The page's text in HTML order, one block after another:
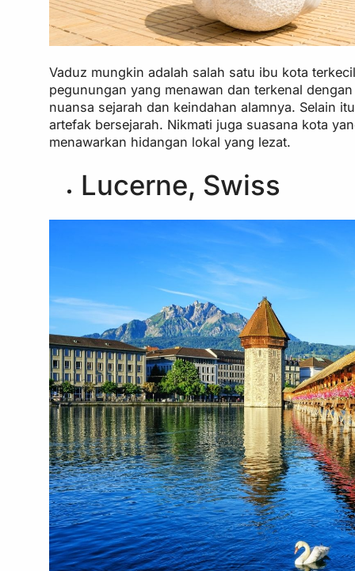
Vaduz mungkin adalah salah satu ibu kota
pegunungan yang menawan dan terkenal
nuansa sejarah dan keindahan alamnya. Selain
artefak bersejarah. Nikmati juga suasana kota
menawarkan hidangan lokal yang lezat.
Lucerne, Swiss